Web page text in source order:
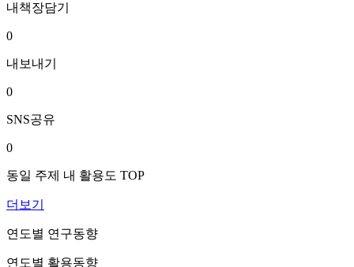
내책장담기
0
내보내기
0
SNS공유
0
동일 주제 내 활용도 TOP
더보기
연도별 연구동향
연도별 활용동향